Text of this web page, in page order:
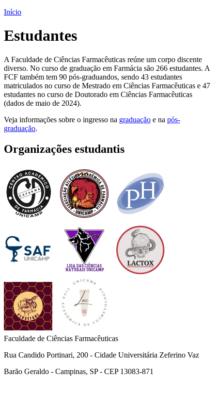
Início
Estudantes
A Faculdade de Ciências Farmacêuticas reúne um corpo discente
diverso. No curso de graduação em Farmácia são 266 estudantes. A
FCF também tem 90 pós-graduandos, sendo 43 estudantes
matriculados no curso de Mestrado em Ciências Farmacêuticas e 47
estudantes no curso de Doutorado em Ciências Farmacêuticas
(dados de maio de 2024).
Veja informações sobre o ingresso na graduação e na pós-
graduação.
Organizações estudantis
Faculdade de Ciências Farmacêuticas
Rua Candido Portinari, 200 - Cidade Universitária Zeferino Vaz
Barão Geraldo - Campinas, SP - CEP 13083-871